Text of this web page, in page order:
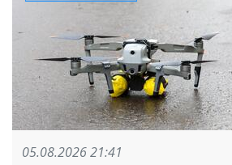
05.08.2026 21:41